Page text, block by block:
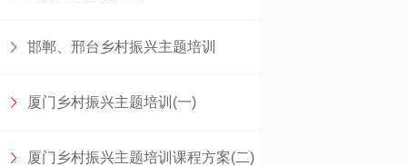
邯郸、邢台乡村振兴主题培训
厦门乡村振兴主题培训(一)
厦门乡村振兴主题培训课程方案(二)